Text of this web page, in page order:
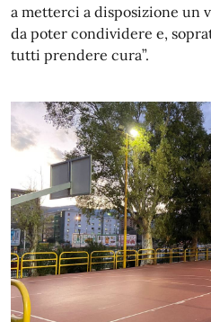
a metterci a disposizione un
da poter condividere e,
tutti prendere cura”.